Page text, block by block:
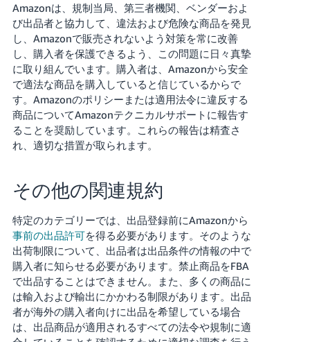
-
JP
English
- JP
さ
っ
そ
く
始
め
る
Amazonは、規制当局、第三者機関、ベンダーおよ
び出品者と協力して、違法および危険な商品を発見
し、Amazonで販売されないよう対策を常に改善
し、購入者を保護できるよう、この問題に日々真摯
に取り組んでいます。購入者は、Amazonから安全
で適法な商品を購入していると信じているからで
す。Amazonのポリシーまたは適用法令に違反する
商品についてAmazonテクニカルサポートに報告す
ることを奨励しています。これらの報告は精査さ
れ、適切な措置が取られます。
その他の関連規約
特定のカテゴリーでは、出品登録前にAmazonから
事前の出品許可を得る必要があります。そのような
出荷制限について、出品者は出品条件の情報の中で
購入者に知らせる必要があります。禁止商品をFBA
で出品することはできません。また、多くの商品に
は輸入および輸出にかかわる制限があります。出品
者が海外の購入者向けに出品を希望している場合
は、出品商品が適用されるすべての法令や規制に適